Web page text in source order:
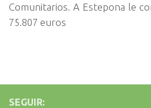
Comunitarios. A Estepona le
75.807 euros
SEGUIR: